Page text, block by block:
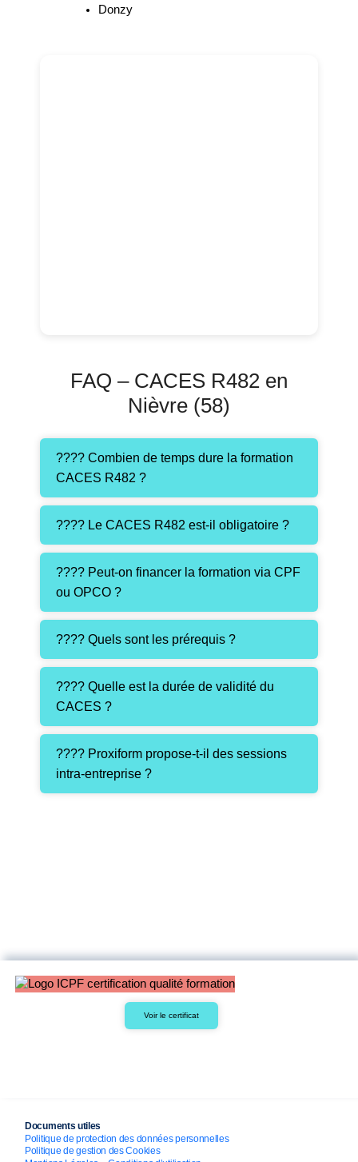
Donzy
FAQ – CACES R482 en
Nièvre (58)
???? Combien de temps dure la formation
CACES R482 ?
???? Le CACES R482 est-il obligatoire ?
???? Peut-on financer la formation via CPF
ou OPCO ?
???? Quels sont les prérequis ?
???? Quelle est la durée de validité du
CACES ?
???? Proxiform propose-t-il des sessions
intra-entreprise ?
Voir le certificat
Documents utiles
Politique de protection des données personnelles
Politique de gestion des Cookies